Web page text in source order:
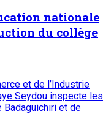
nationale
du collège
et de l’Industrie
Seydou inspecte les
et de